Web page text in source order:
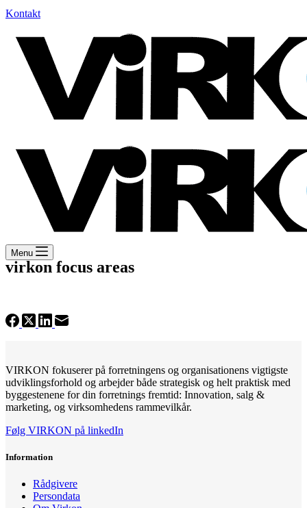
Kontakt
Menu
virkon focus areas
VIRKON fokuserer på forretningens og organisationens vigtigste
udviklingsforhold og arbejder både strategisk og helt praktisk med
byggestenene for din forretnings fremtid: Innovation, salg &
marketing, og virksomhedens rammevilkår.
Følg VIRKON på linkedIn
Information
Rådgivere
Persondata